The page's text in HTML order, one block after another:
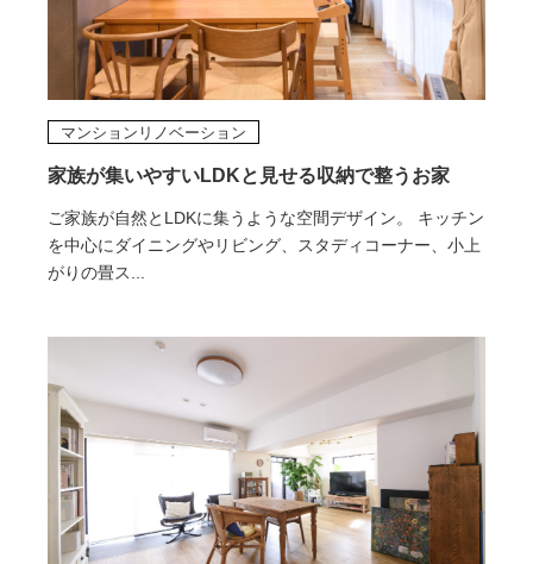
家族が集いやすいLDKと見せる収納で整うお家
ご家族が自然とLDKに集うような空間デザイン。 キッチン
を中心にダイニングやリビング、スタディコーナー、小上
がりの畳ス...
マンションリノベーション